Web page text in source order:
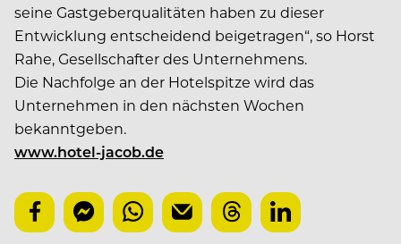
seine Gastgeberqualitäten haben zu dieser
Entwicklung entscheidend beigetragen“, so Horst
Rahe, Gesellschafter des Unternehmens.
Die Nachfolge an der Hotelspitze wird das
Unternehmen in den nächsten Wochen
bekanntgeben.
www.hotel-jacob.de